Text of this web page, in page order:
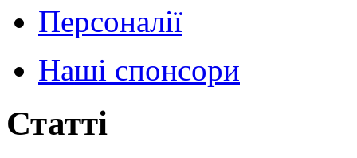
Персоналії
Наші спонсори
Статті